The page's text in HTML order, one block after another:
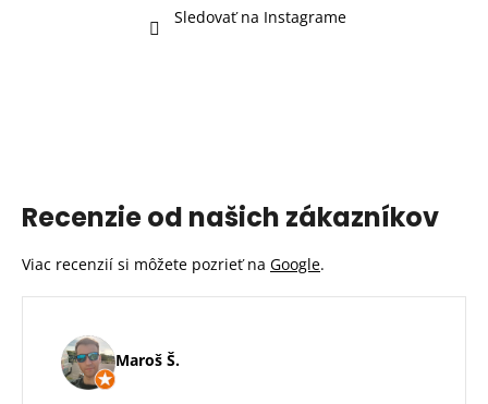
Sledovať na Instagrame
Recenzie od našich zákazníkov
Viac recenzií si môžete pozrieť na Google.
Maroš Š.